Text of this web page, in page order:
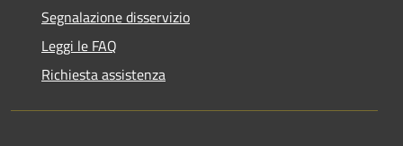
Segnalazione disservizio
Leggi le FAQ
Richiesta assistenza